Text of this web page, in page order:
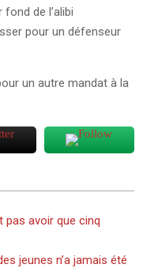
de l’alibi
pour un défenseur
un autre mandat à la
pas avoir que cinq
jeunes n’a jamais été